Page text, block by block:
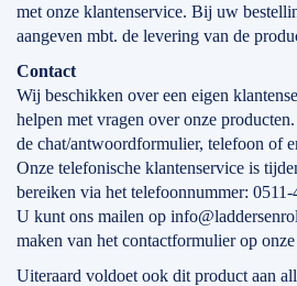
met onze klantenservice. Bij uw
aangeven mbt. de levering van de
Contact
Wij beschikken over een eigen
helpen met vragen over onze
de chat/antwoordformulier, telefoon of
Onze telefonische klantenservice is
bereiken via het telefoonnummer:
U kunt ons mailen op
maken van het contactformulier op
Uiteraard voldoet ook dit product aan